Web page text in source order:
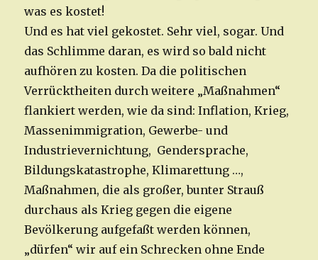
was es kostet!
Und es hat viel gekostet. Sehr viel, sogar. Und
das Schlimme daran, es wird so bald nicht
aufhören zu kosten. Da die politischen
Verrücktheiten durch weitere „Maßnahmen“
flankiert werden, wie da sind: Inflation, Krieg,
Massenimmigration, Gewerbe- und
Industrievernichtung, Gendersprache,
Bildungskatastrophe, Klimarettung …,
Maßnahmen, die als großer, bunter Strauß
durchaus als Krieg gegen die eigene
Bevölkerung aufgefaßt werden können,
„dürfen“ wir auf ein Schrecken ohne Ende